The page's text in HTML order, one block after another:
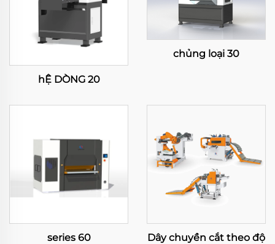
hỆ DÒNG 20
chủng loại 30
series 60
Dây chuyền cắt theo độ